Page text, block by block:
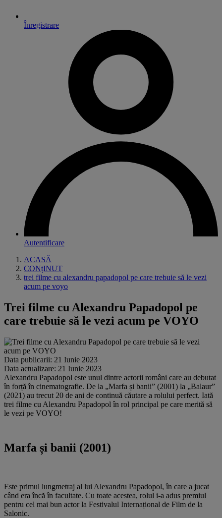
Înregistrare
Autentificare
ACASĂ
CONțINUT
trei filme cu alexandru papadopol pe care trebuie să le vezi
acum pe voyo
Trei filme cu Alexandru Papadopol pe
care trebuie să le vezi acum pe VOYO
Data publicarii: 21 Iunie 2023
Data actualizare: 21 Iunie 2023
Alexandru Papadopol este unul dintre actorii români care au debutat
în forță în cinematografie. De la „Marfa și banii” (2001) la „Balaur”
(2021) au trecut 20 de ani de continuă căutare a rolului perfect. Iată
trei filme cu Alexandru Papadopol în rol principal pe care merită să
le vezi pe VOYO!
Marfa și banii (2001)
Este primul lungmetraj al lui Alexandru Papadopol, în care a jucat
când era încă în facultate. Cu toate acestea, rolul i-a adus premiul
pentru cel mai bun actor la Festivalul Internațional de Film de la
Salonic.